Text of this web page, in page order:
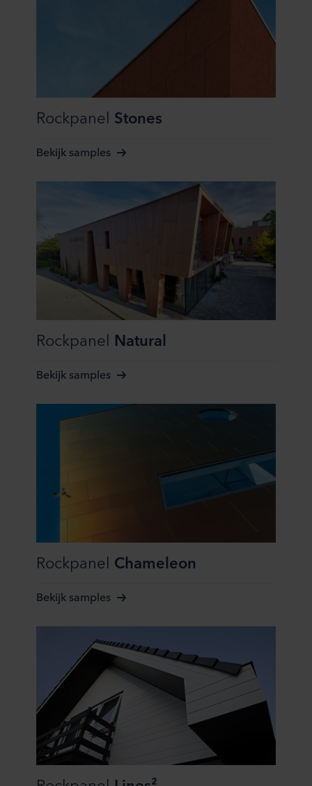
onze potentiële partners en hoe lang elke cookie op uw
apparatuur wordt opgeslagen. Indien u niet wilt dat onze
website cookies op uw computer kan opslaan, kunt u dat
aangeven in de cookiemelding die u te zien krijgt bij het
eerste bezoek aan onze website. U kunt verder zelf
bepalen voor welke doeleinden cookies mogen worden
gebruikt en dus informatie over u mag worden verwerkt
via cookies op onze websites.
wijzigen door op het cookie-icoontje onderaan de website
Over ons gebruik van cookies kunt u meer lezen in de
rubriek ‘Over ons’, en over de verwerking van
persoonsgegevens in onze
Privacy statements. Daarin
staat ook welk specifiek ROCKWOOL-bedrijf de
verwerkingsverantwoordelijke is voor uw
persoonsgegevens.
Rockpanel Stones
Bekijk samples
Rockpanel Natural
Bekijk samples
Rockpanel Chameleon
Bekijk samples